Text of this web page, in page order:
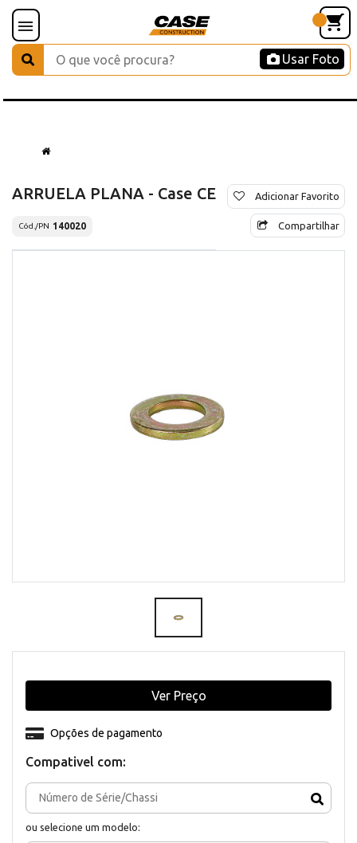
Usar Foto
ARRUELA PLANA - Case CE
Cód./PN 140020
Adicionar Favorito
Compartilhar
Compativel com:
ou selecione um modelo:
Opções de pagamento
Ver Preço